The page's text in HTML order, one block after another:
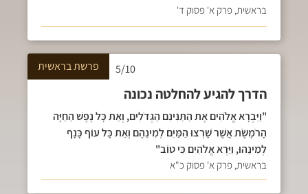
בראשית, פרק א' פסוק ד'
5/10 פרשתבראשית
הדרך להגיע להחלטה נכונה
"וַיִּבְרָא אֱלֹהִים אֶת הַתַּנִּינִם הַגְּדֹלִים, וְאֵת כָּל נֶפֶשׁ הַחַיָּה
הָרֹמֶשֶׂת אֲשֶׁר שָׁרְצוּ הַמַּיִם לְמִינֵהֶם וְאֵת כָּל עוֹף כָּנָף
לְמִינֵהוּ, וַיַּרְא אֱלֹהִים כִּי טוֹב"
בראשית, פרק א' פסוק כ"א